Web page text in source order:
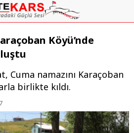
Köyü’nde
Cuma namazını Karaçoban
birlikte kıldı.